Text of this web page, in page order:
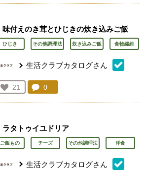
味付えのき茸とひじきの炊き込みご飯
ひじき その他調理法 炊き込みご飯 食物繊維
生活クラブカタログさん
お気に入り登録：
21
人が登録
コメント：
0
ラタトゥイユドリア
ご飯もの チーズ その他調理法 洋食
生活クラブカタログさん